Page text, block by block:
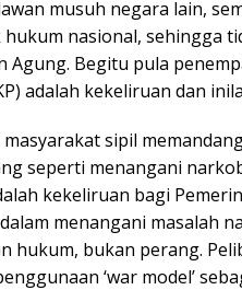
musuh negara lain,
hukum nasional, sehingga
Agung. Begitu pula
adalah kekeliruan dan
sipil
seperti menangani
kekeliruan bagi
menangani masalah
hukum, bukan perang.
‘war model’